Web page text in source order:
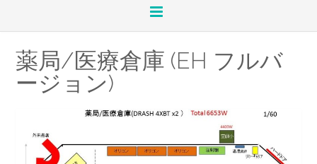
薬局/医療倉庫 (EH フルバ
ージョン)